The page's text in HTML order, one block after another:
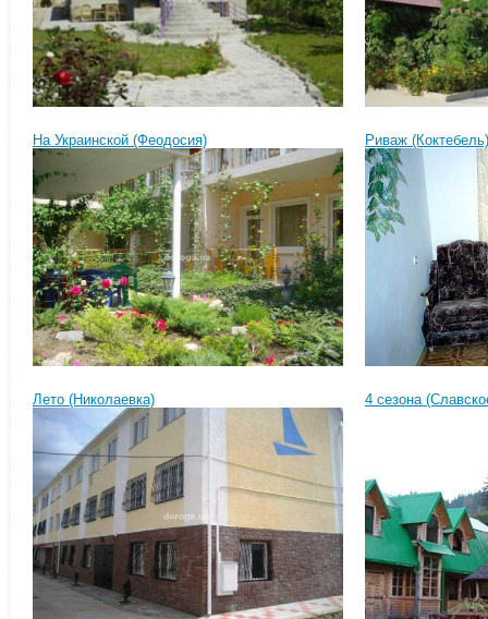
На Украинской (Феодосия) Риваж (Коктебель)
Лето (Николаевка) 4 сезона